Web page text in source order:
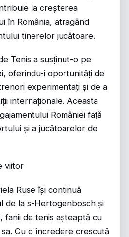
la creșterea
în România, atragând
tinerelor jucătoare.
Tenis a susținut-o pe
oferindu-i oportunități de
experimentați și de a
internaționale. Aceasta
României față
și a jucătoarelor de
viitor
Ruse își continuă
de la s-Hertogenbosch și
fanii de tenis așteaptă cu
Cu o încredere crescută